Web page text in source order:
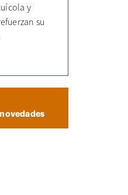
y
su